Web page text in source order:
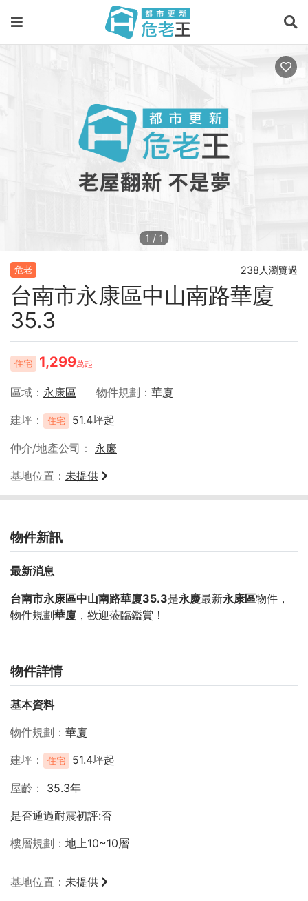
1 / 1
危老 238人瀏覽過
台南市永康區中山南路華廈
35.3
住宅 1,299萬起
區域 永康區 物件規劃
華廈
建坪
住宅 51.4坪起
仲介/地產公司
永慶
基地位置
未提供
物件新訊
最新消息
台南市永康區中山南路華廈35.3是永慶最新永康區物件，
物件規劃華廈 ，歡迎蒞臨鑑賞！
物件詳情
基本資料
物件規劃
華廈
建坪
住宅 51.4坪起
屋齡
35.3年
是否通過耐震初評:否
樓層規劃
地上10~10層
基地位置
未提供